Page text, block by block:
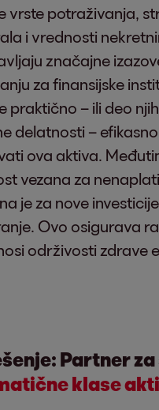
vrste potraživanja,
i vrednosti
značajne
za finansijske
praktično – ili deo
delatnosti – efikasno
ova aktiva.
vezana za
je za nove
Ovo osigurava
održivosti zdrave
Partner za
klase